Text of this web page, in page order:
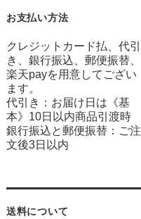
お支払い方法
クレジットカード払、代引
き、銀行振込、郵便振替、
楽天payを用意してござい
ます。
代引き：お届け日は《基
本》10日以内商品引渡時
銀行振込と郵便振替：ご注
文後3日以内
送料について